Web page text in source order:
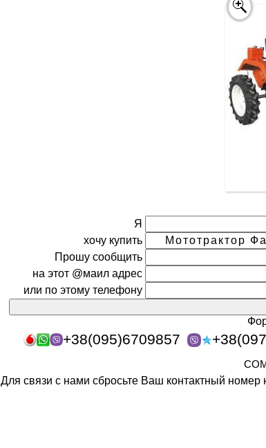
Я
хочу купить
Прошу сообщить
на этот @маил адрес
или по этому телефону
+38(095)6709857
Для связи с нами сбросьте Ваш контактный